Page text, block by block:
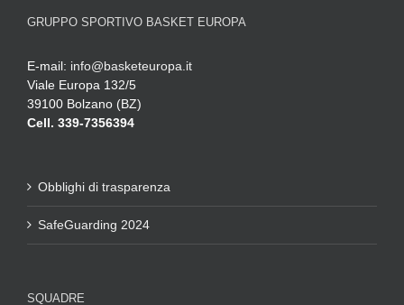
GRUPPO SPORTIVO BASKET EUROPA
E-mail: info@basketeuropa.it
Viale Europa 132/5
39100 Bolzano (BZ)
Cell. 339-7356394
Obblighi di trasparenza
SafeGuarding 2024
SQUADRE